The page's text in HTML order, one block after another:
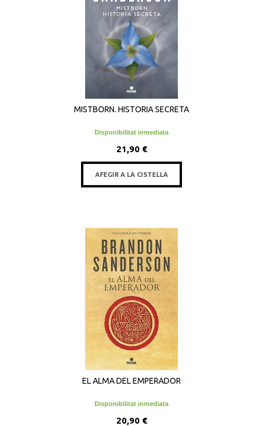
MISTBORN. HISTORIA SECRETA
Disponibilitat inmediata
21,90 €
AFEGIR A LA CISTELLA
EL ALMA DEL EMPERADOR
Disponibilitat inmediata
20,90 €